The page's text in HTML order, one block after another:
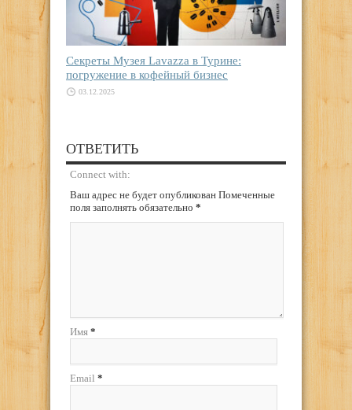
Секреты Музея Lavazza в Турине:
погружение в кофейный бизнес
03.12.2025
ОТВЕТИТЬ
Connect with:
Ваш адрес не будет опубликован Помеченные
поля заполнять обязательно *
Имя *
Email *